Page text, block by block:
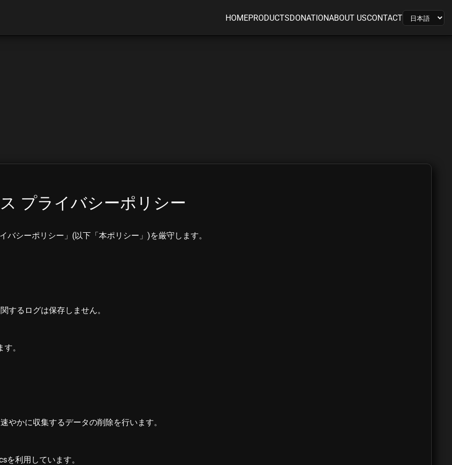
HOMEPRODUCTSDONATIONABOUT USCONTACT
プライバシーポリシー
バシーポリシー」(以下「本ポリシー」)を厳守します。
するログは保存しません。
。
やかに収集するデータの削除を行います。
を利用しています。